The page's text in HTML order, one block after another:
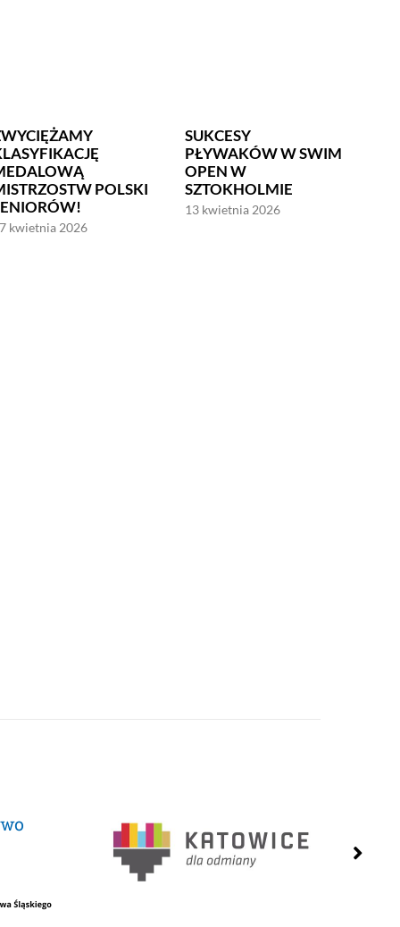
POLSKI
kwietnia 2026
SUKCESY
PŁYWAKÓW W SWIM
OPEN W
SZTOKHOLMIE
13 kwietnia 2026